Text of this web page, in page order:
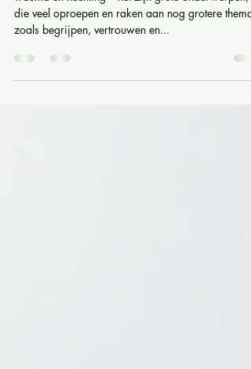
ali15961
4 sep 2025
2 minuten om te lezen
Trauma en hechting in de praktijk
Trauma en hechting – het zijn grote onderwerpen,